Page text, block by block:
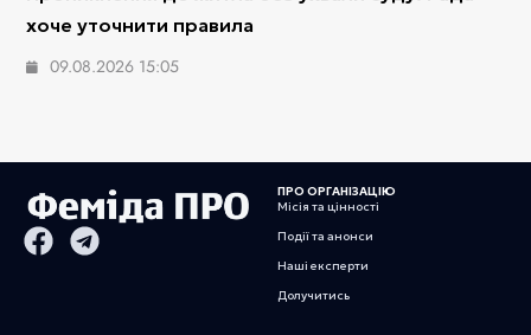
хоче уточнити правила
09.08.2026 15:05
ПРО ОРГАНІЗАЦІЮ
Місія та цінності
Події та анонси
Наші експерти
Долучитись